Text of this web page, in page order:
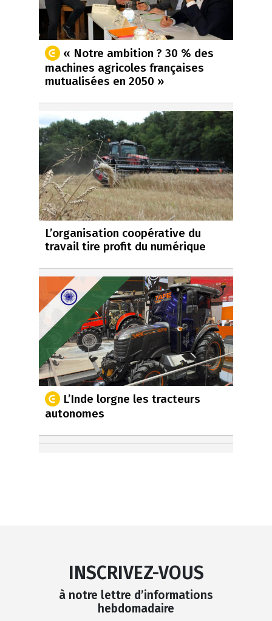
« Notre ambition ? 30 % des
machines agricoles françaises
mutualisées en 2050 »
L’organisation coopérative du
travail tire profit du numérique
L’Inde lorgne les tracteurs
autonomes
INSCRIVEZ-VOUS
à notre lettre d’informations
hebdomadaire